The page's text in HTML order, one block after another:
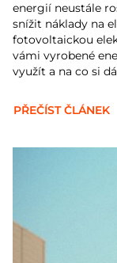
energií neustále
snížit náklady na
fotovoltaickou
vámi vyrobené
využít a na co si
PŘEČÍST ČLÁNEK